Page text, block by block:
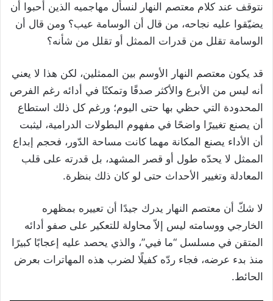
نتوقف عند كلام معتصم النهار لنسأل مهاجميه الذين أحبوا أن
يضيّقوا عليه نجاحه، من قال أن الوسامة عيب؟ ومن قال أن
الوسامة تقلل من قدرات الممثل أو تقلل من شأنه؟
قد يكون معتصم النهار الأوسم بين الممثلين، لكن هذا لا يعني
أنه ليس من الأبرع والأكثر صدقًا وتمكنًا في أدائه رغم الفرص
المحدودة التي حظي بها حتى اليوم؛ ورغم كل ذلك استطاع
أن يصنع تغييرًا واضحًا في مفهوم البطولات الدرامية، ليثبت
أن الأداء يصنع المكانة مهما كانت مساحة الدّور، فحجم إبداع
الممثل لا يحدّه طول أو قصر المشهد، بل قدرته على قلب
المعادلة وتغيير الأحداث حتى لو كان ذلك بنظرة.
لا شكّ أن معتصم النهار يدرك جيدًا أن تعييره بمظهره
الخارجي ووسامته ليس إلاّ محاولة للتعكير على صفو أدائه
المتقن في مسلسل “ما فيي”، والذي يحصد عليه إعجابًا كبيرًا
منذ بدء عرضه، فجاء ردّه كفيلًا لضرب هذه المهاترات بعرض
الحائط.